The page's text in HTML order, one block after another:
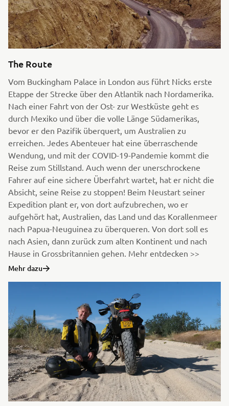
The Route
Vom Buckingham Palace in London aus führt Nicks erste
Etappe der Strecke über den Atlantik nach Nordamerika.
Nach einer Fahrt von der Ost- zur Westküste geht es
durch Mexiko und über die volle Länge Südamerikas,
bevor er den Pazifik überquert, um Australien zu
erreichen. Jedes Abenteuer hat eine überraschende
Wendung, und mit der COVID-19-Pandemie kommt die
Reise zum Stillstand. Auch wenn der unerschrockene
Fahrer auf eine sichere Überfahrt wartet, hat er nicht die
Absicht, seine Reise zu stoppen! Beim Neustart seiner
Expedition plant er, von dort aufzubrechen, wo er
aufgehört hat, Australien, das Land und das Korallenmeer
nach Papua-Neuguinea zu überqueren. Von dort soll es
nach Asien, dann zurück zum alten Kontinent und nach
Hause in Grossbritannien gehen. Mehr entdecken >>
Mehr dazu